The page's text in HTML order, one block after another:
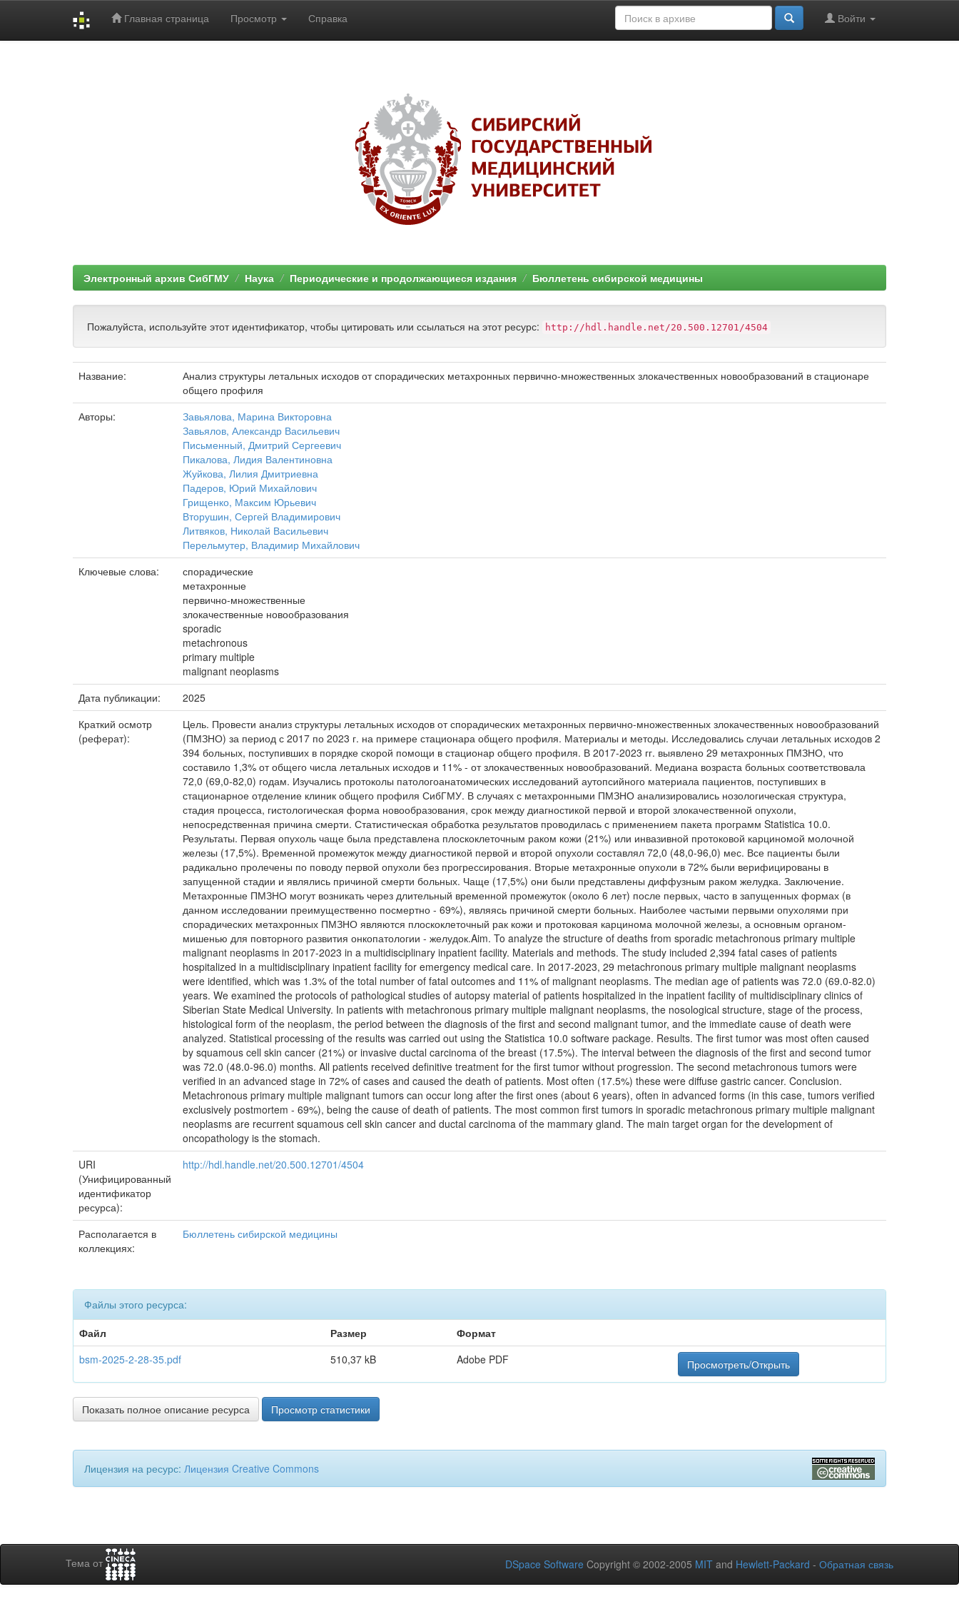
Главная страница Просмотр Справка Войти
Электронный архив СибГМУ Наука Периодические и продолжающиеся издания Бюллетень сибирской медицины
Пожалуйста, используйте этот идентификатор, чтобы цитировать или ссылаться на этот ресурс: http://hdl.handle.net/20.500.12701/4504
Название:
Анализ структуры летальных исходов от спорадических метахронных первично-множественных злокачественных новообразований в стационаре
общего профиля
Авторы:
Завьялова, Марина Викторовна
Завьялов, Александр Васильевич
Письменный, Дмитрий Сергеевич
Пикалова, Лидия Валентиновна
Жуйкова, Лилия Дмитриевна
Падеров, Юрий Михайлович
Грищенко, Максим Юрьевич
Вторушин, Сергей Владимирович
Литвяков, Николай Васильевич
Перельмутер, Владимир Михайлович
Ключевые слова:
спорадические
метахронные
первично-множественные
злокачественные новообразования
sporadic
metachronous
primary multiple
malignant neoplasms
Дата публикации:
2025
Краткий осмотр
(реферат):
Цель. Провести анализ структуры летальных исходов от спорадических метахронных первично-множественных злокачественных новообразований
(ПМЗНО) за период с 2017 по 2023 г. на примере стационара общего профиля. Материалы и методы. Исследовались случаи летальных исходов 2
394 больных, поступивших в порядке скорой помощи в стационар общего профиля. В 2017-2023 гг. выявлено 29 метахронных ПМЗНО, что
составило 1,3% от общего числа летальных исходов и 11% - от злокачественных новообразований. Медиана возраста больных соответствовала
72,0 (69,0-82,0) годам. Изучались протоколы патологоанатомических исследований аутопсийного материала пациентов, поступивших в
стационарное отделение клиник общего профиля СибГМУ. В случаях с метахронными ПМЗНО анализировались нозологическая структура,
стадия процесса, гистологическая форма новообразования, срок между диагностикой первой и второй злокачественной опухоли,
непосредственная причина смерти. Статистическая обработка результатов проводилась с применением пакета программ Statisticа 10.0.
Результаты. Первая опухоль чаще была представлена плоскоклеточным раком кожи (21%) или инвазивной протоковой карциномой молочной
железы (17,5%). Временной промежуток между диагностикой первой и второй опухоли составлял 72,0 (48,0-96,0) мес. Все пациенты были
радикально пролечены по поводу первой опухоли без прогрессирования. Вторые метахронные опухоли в 72% были верифицированы в
запущенной стадии и являлись причиной смерти больных. Чаще (17,5%) они были представлены диффузным раком желудка. Заключение.
Метахронные ПМЗНО могут возникать через длительный временной промежуток (около 6 лет) после первых, часто в запущенных формах (в
данном исследовании преимущественно посмертно - 69%), являясь причиной смерти больных. Наиболее частыми первыми опухолями при
спорадических метахронных ПМЗНО являются плоскоклеточный рак кожи и протоковая карцинома молочной железы, а основным органом-
мишенью для повторного развития онкопатологии - желудок.Aim. To analyze the structure of deaths from sporadic metachronous primary multiple
malignant neoplasms in 2017-2023 in a multidisciplinary inpatient facility. Materials and methods. The study included 2,394 fatal cases of patients
hospitalized in a multidisciplinary inpatient facility for emergency medical care. In 2017-2023, 29 metachronous primary multiple malignant neoplasms
were identified, which was 1.3% of the total number of fatal outcomes and 11% of malignant neoplasms. The median age of patients was 72.0 (69.0-82.0)
years. We examined the protocols of pathological studies of autopsy material of patients hospitalized in the inpatient facility of multidisciplinary clinics of
Siberian State Medical University. In patients with metachronous primary multiple malignant neoplasms, the nosological structure, stage of the process,
histological form of the neoplasm, the period between the diagnosis of the first and second malignant tumor, and the immediate cause of death were
analyzed. Statistical processing of the results was carried out using the Statistica 10.0 software package. Results. The first tumor was most often caused
by squamous cell skin cancer (21%) or invasive ductal carcinoma of the breast (17.5%). The interval between the diagnosis of the first and second tumor
was 72.0 (48.0-96.0) months. All patients received definitive treatment for the first tumor without progression. The second metachronous tumors were
verified in an advanced stage in 72% of cases and caused the death of patients. Most often (17.5%) these were diffuse gastric cancer. Conclusion.
Metachronous primary multiple malignant tumors can occur long after the first ones (about 6 years), often in advanced forms (in this case, tumors verified
exclusively postmortem - 69%), being the cause of death of patients. The most common first tumors in sporadic metachronous primary multiple malignant
neoplasms are recurrent squamous cell skin cancer and ductal carcinoma of the mammary gland. The main target organ for the development of
oncopathology is the stomach.
URI
(Унифицированный
идентификатор
ресурса):
http://hdl.handle.net/20.500.12701/4504
Располагается в
коллекциях:
Бюллетень сибирской медицины
Файлы этого ресурса:
Файл
Размер
Формат
bsm-2025-2-28-35.pdf
510,37 kB Adobe PDF Просмотреть/Открыть
Показать полное описание ресурса Просмотр статистики
Лицензия на ресурс: Лицензия Creative Commons
Тема от DSpace Software Copyright © 2002-2005 MIT and Hewlett-Packard - Обратная связь